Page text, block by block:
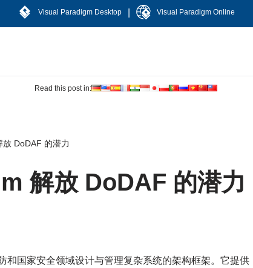
Visual Paradigm Desktop Visual Paradigm Online
Read this post in:
DoDAF 的潜力
解放 DoDAF 的潜力
和国家安全领域设计与管理复杂系统的架构框架。它提供